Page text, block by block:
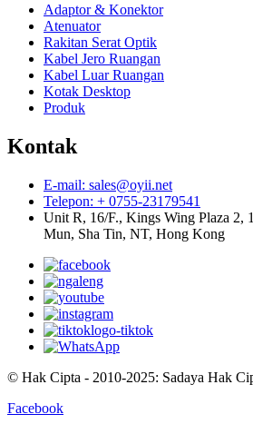
Adaptor & Konektor
Atenuator
Rakitan Serat Optik
Kabel Jero Ruangan
Kabel Luar Ruangan
Kotak Desktop
Produk
Kontak
E-mail: sales@oyii.net
Telepon: + 0755-23179541
Unit R, 16/F., Kings Wing Plaza 2,
Mun, Sha Tin, NT, Hong Kong
© Hak Cipta - 2010-2025: Sadaya Hak
Facebook